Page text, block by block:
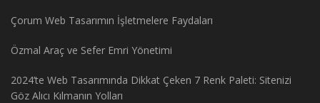
Çorum Web Tasarımın İşletmelere Faydaları
Özmal Araç ve Sefer Emri Yönetimi
2024’te Web Tasarımında Dikkat Çeken 7 Renk Paleti: Sitenizi
Göz Alıcı Kılmanın Yolları